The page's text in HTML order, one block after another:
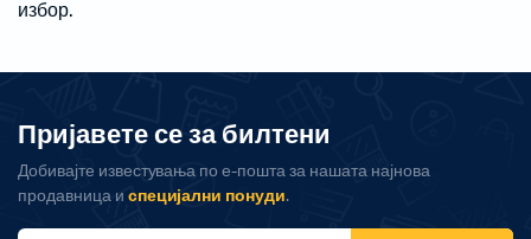
избор.
Пријавете се за билтени
Добивајте известувања по е-пошта за нашата најнова
продавница и специјални понуди.